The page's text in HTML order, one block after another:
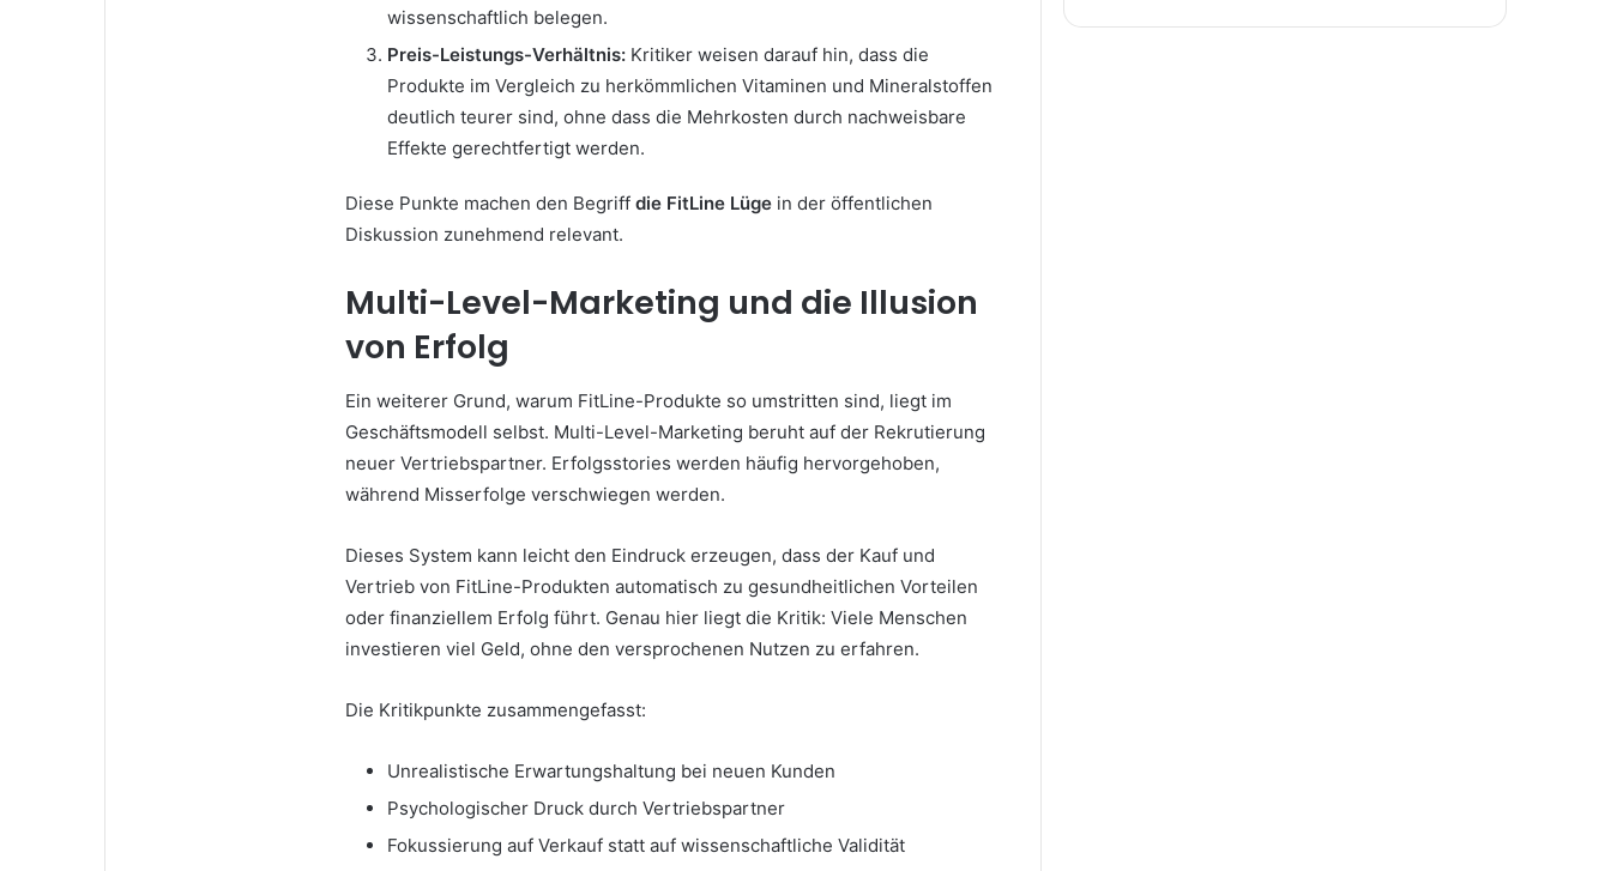
wissenschaftlich belegen.
Preis-Leistungs-Verhältnis: Kritiker weisen darauf hin, dass die
Produkte im Vergleich zu herkömmlichen Vitaminen und Mineralstoffen
deutlich teurer sind, ohne dass die Mehrkosten durch nachweisbare
Effekte gerechtfertigt werden.
Diese Punkte machen den Begriff die FitLine Lüge in der öffentlichen
Diskussion zunehmend relevant.
Multi-Level-Marketing und die Illusion
von Erfolg
Ein weiterer Grund, warum FitLine-Produkte so umstritten sind, liegt im
Geschäftsmodell selbst. Multi-Level-Marketing beruht auf der Rekrutierung
neuer Vertriebspartner. Erfolgsstories werden häufig hervorgehoben,
während Misserfolge verschwiegen werden.
Dieses System kann leicht den Eindruck erzeugen, dass der Kauf und
Vertrieb von FitLine-Produkten automatisch zu gesundheitlichen Vorteilen
oder finanziellem Erfolg führt. Genau hier liegt die Kritik: Viele Menschen
investieren viel Geld, ohne den versprochenen Nutzen zu erfahren.
Die Kritikpunkte zusammengefasst:
Unrealistische Erwartungshaltung bei neuen Kunden
Psychologischer Druck durch Vertriebspartner
Fokussierung auf Verkauf statt auf wissenschaftliche Validität